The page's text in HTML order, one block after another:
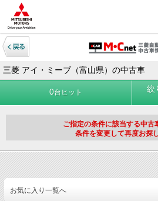
三菱 アイ・ミーブ（富山県）の中古車
0台ヒット 絞
ご指定の条件に該当する中古
条件を変更して再度お探
お気に入り一覧へ